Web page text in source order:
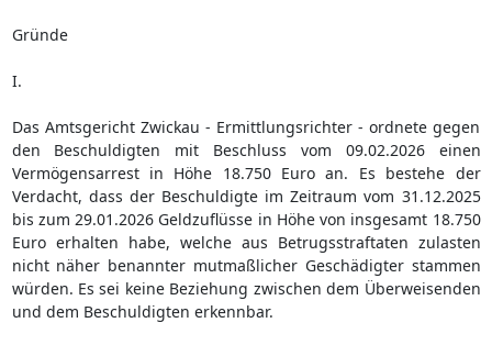
Gründe
I.
Das Amtsgericht Zwickau - Ermittlungsrichter - ordnete gegen
den Beschuldigten mit Beschluss vom 09.02.2026 einen
Vermögensarrest in Höhe 18.750 Euro an. Es bestehe der
Verdacht, dass der Beschuldigte im Zeitraum vom 31.12.2025
bis zum 29.01.2026 Geldzuflüsse in Höhe von insgesamt 18.750
Euro erhalten habe, welche aus Betrugsstraftaten zulasten
nicht näher benannter mutmaßlicher Geschädigter stammen
würden. Es sei keine Beziehung zwischen dem Überweisenden
und dem Beschuldigten erkennbar.